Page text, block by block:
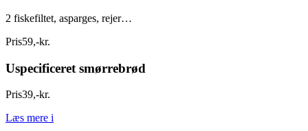
2 fiskefiltet, asparges, rejer…
Pris59,-kr.
Uspecificeret smørrebrød
Pris39,-kr.
Læs mere i